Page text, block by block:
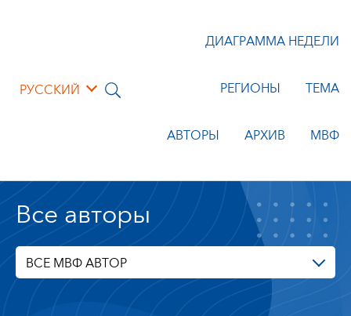
РУССКИЙ
ДИАГРАММА НЕДЕЛИ
РЕГИОНЫ ТЕМА
АВТОРЫ АРХИВ МВФ
Все авторы
ВСЕ МВФ АВТОР